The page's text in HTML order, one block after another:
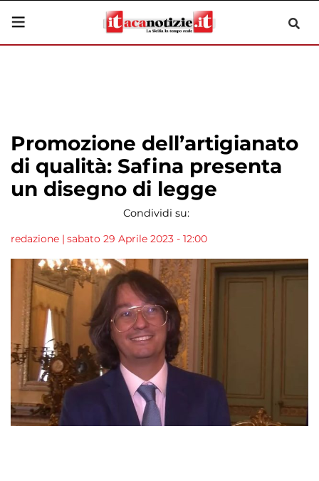
Promozione dell’artigianato
di qualità: Safina presenta
un disegno di legge
Condividi su:
redazione | sabato 29 Aprile 2023 - 12:00